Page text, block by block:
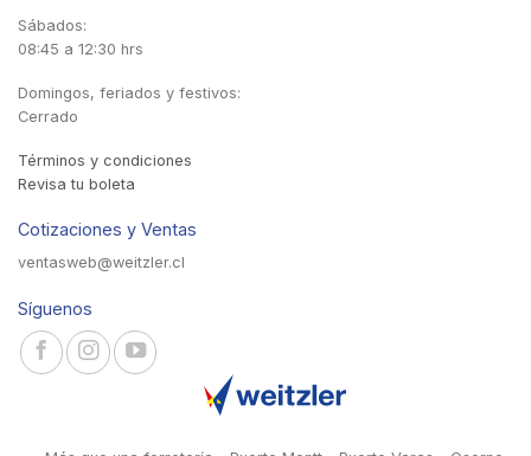
Sábados:
08:45 a 12:30 hrs
Domingos, feriados y festivos:
Cerrado
Términos y condiciones
Revisa tu boleta
Cotizaciones y Ventas
ventasweb@weitzler.cl
Síguenos